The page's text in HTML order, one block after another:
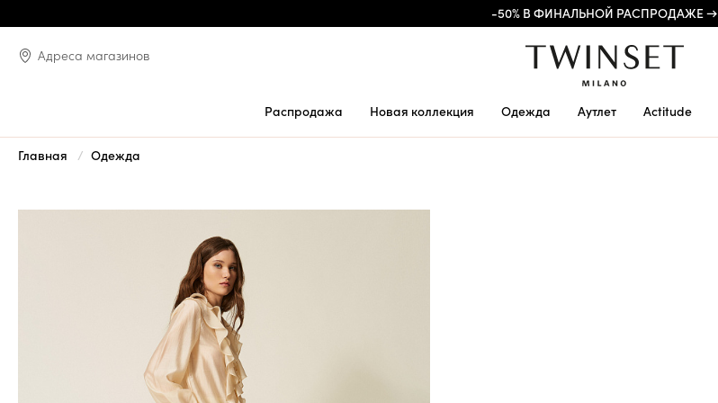
-50% В ФИНАЛЬНОЙ РАСПРОДАЖЕ →
Адреса магазинов
Распродажа Новая коллекция Одежда Аутлет Actitude
Главная Одежда